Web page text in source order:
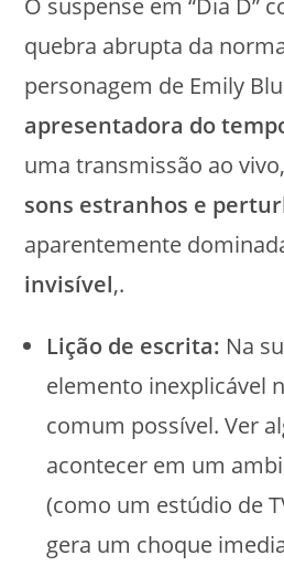
quebra abrupta da
personagem de Emily
apresentadora do
uma transmissão ao
sons estranhos e
aparentemente
invisível,.
Lição de escrita: Na
elemento inexplicável
comum possível. Ver
acontecer em um
(como um estúdio de
gera um choque